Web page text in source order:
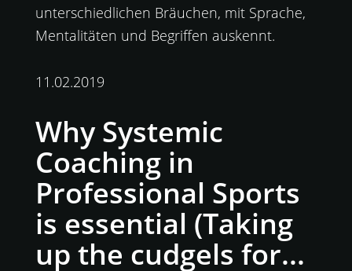
unterschiedlichen Bräuchen, mit Sprache,
Mentalitäten und Begriffen auskennt.
11.02.2019
Why Systemic
Coaching in
Professional Sports
is essential (Taking
up the cudgels for...